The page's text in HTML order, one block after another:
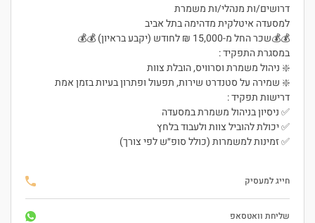
דרושים/ות מנהלי/ות משמרת
למסעדה איטלקית מדהימה בתל אביב
💰💰שכר החל מ-15,000 ₪ לחודש (יקבע בראיון) 💰💰
במסגרת התפקיד :
❇️ ניהול משמרת וסרוויס, הובלת צוות
❇️ שמירה על סטנדרט שירות, תפעול ופתרון בעיות בזמן אמת
דרישות תפקיד :
✅ ניסיון בניהול משמרת במסעדה
✅ יכולת להוביל צוות ולעבוד בלחץ
✅ זמינות למשמרות (כולל סופ״ש לפי צורך)
חייג למעסיק
שליחת וואטסאפ
היי, אני סיגי